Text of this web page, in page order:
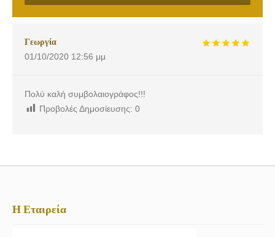
Γεωργία
01/10/2020 12:56 μμ
Πολύ καλή συμβολαιογράφος!!!
Προβολές Δημοσίευσης: 0
Η Εταιρεία